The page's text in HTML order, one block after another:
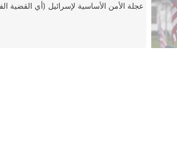
عجلة الأمن الأساسية لإسرائيل (أي القضية